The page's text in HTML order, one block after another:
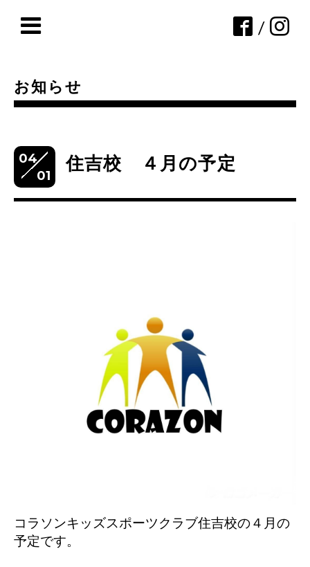
/
お知らせ
04
01
住吉校 ４月の予定
コラソンキッズスポーツクラブ住吉校の４ 月の
予定です。